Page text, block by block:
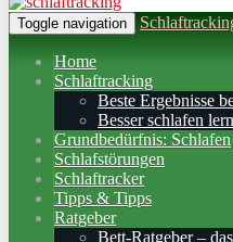
Toggle navigation
Home
Schlaftracking
Beste Ergebnisse
Besser schlafen
Grundbedürfnis: Schlafen
Schlafstörungen
Schlaftracker
Tipps & Tipps
Ratgeber
Bett-Ratgeber –